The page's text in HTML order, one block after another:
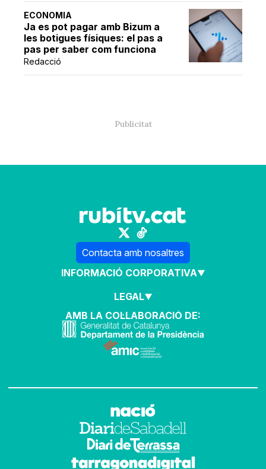
ECONOMIA
Ja es pot pagar amb Bizum a
les botigues físiques: el pas a
pas per saber com funciona
Redacció
Contacta amb nosaltres
INFORMACIÓ CORPORATIVA
LEGAL
AMB LA COL·LABORACIÓ DE: